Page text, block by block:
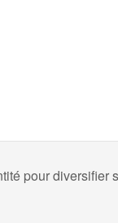
pour diversifier